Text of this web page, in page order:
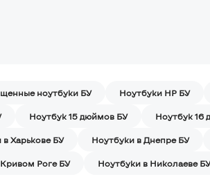
ноутбуки БУ Ноутбуки HP БУ
Ноутбук 15 дюймов БУ Ноутбук 16
в Харькове БУ Ноутбуки в Днепре БУ
Роге БУ Ноутбуки в Николаеве БУ